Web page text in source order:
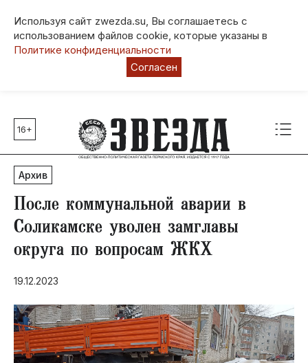
Используя сайт zwezda.su, Вы соглашаетесь с
использованием файлов cookie, которые указаны в
Политике конфиденциальности
Согласен
Главные темы
80 лет Победы
Молодежная столица РФ
СВО
Выборы в Пермском крае
Социальная поддержка
Инфраструктура
Благоустройство
16+
Архив
После коммунальной аварии в
Соликамске уволен замглавы
округа по вопросам ЖКХ
19.12.2023